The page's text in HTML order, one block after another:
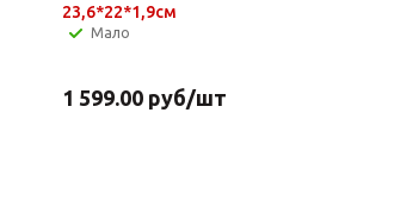
23,6*22*1,9см
Мало
1 599.00руб/шт